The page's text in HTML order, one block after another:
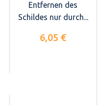
Entfernen des
Schildes nur durch...
6,05 €